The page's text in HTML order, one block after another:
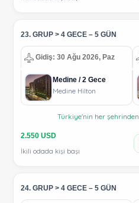
23. GRUP > 4 GECE – 5 GÜN
Gidiş: 30 Ağu 2026, Paz
Medine / 2 Gece
Medine Hilton
Türkiye'nin her şehrinden
2.550 USD
İkili odada kişi başı
24. GRUP > 4 GECE – 5 GÜN